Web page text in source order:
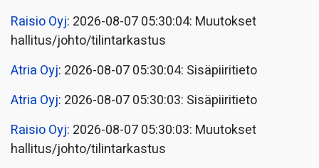
Raisio Oyj: 2026-08-07 05:30:04: Muutokset
hallitus/johto/tilintarkastus
Atria Oyj: 2026-08-07 05:30:04: Sisäpiiritieto
Atria Oyj: 2026-08-07 05:30:03: Sisäpiiritieto
Raisio Oyj: 2026-08-07 05:30:03: Muutokset
hallitus/johto/tilintarkastus